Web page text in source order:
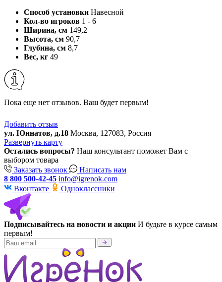
Способ установки Навесной
Кол-во игроков 1 - 6
Ширина, см 149,2
Высота, см 90,7
Глубина, см 8,7
Вес, кг 49
Пока еще нет отзывов. Ваш будет первым!
Добавить отзыв
ул. Юннатов, д.18 Москва, 127083, Россия
Развернуть карту
Остались вопросы? Наш консультант поможет Вам с
выбором товара
Заказать звонок
Написать нам
8 800 500-42-45 info@igrenok.com
Вконтакте
Одноклассники
Подписывайтесь на новости и акции И будьте в курсе самым
первым!